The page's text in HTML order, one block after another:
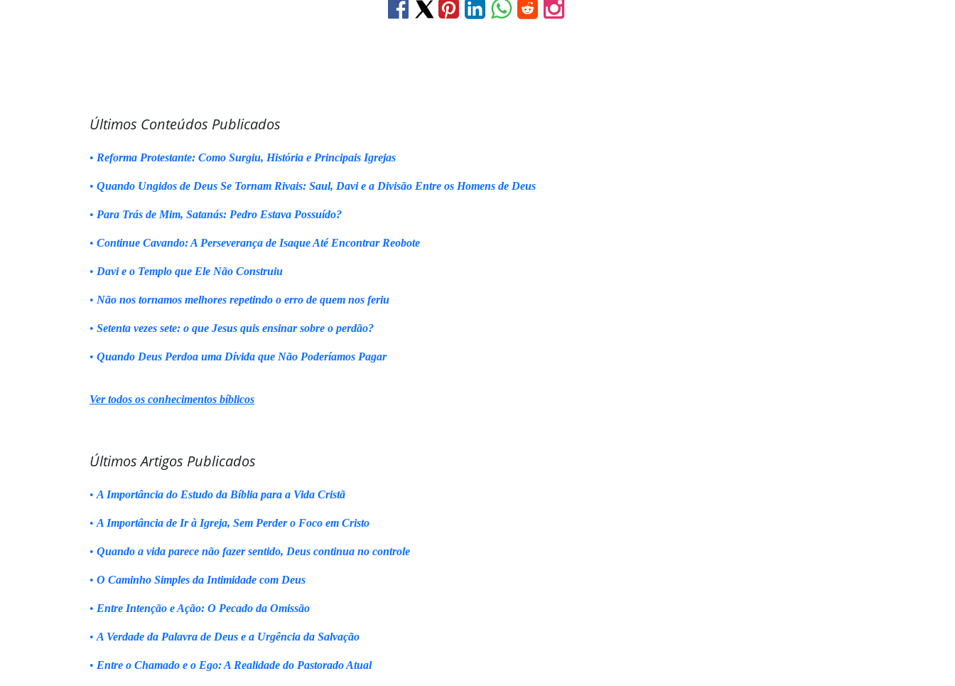
Últimos Conteúdos Publicados
• Reforma Protestante: Como Surgiu, História e Principais Igrejas
• Quando Ungidos de Deus Se Tornam Rivais: Saul, Davi e a Divisão Entre os Homens de Deus
• Para Trás de Mim, Satanás: Pedro Estava Possuído?
• Continue Cavando: A Perseverança de Isaque Até Encontrar Reobote
• Davi e o Templo que Ele Não Construiu
• Não nos tornamos melhores repetindo o erro de quem nos feriu
• Setenta vezes sete: o que Jesus quis ensinar sobre o perdão?
• Quando Deus Perdoa uma Dívida que Não Poderíamos Pagar
Ver todos os conhecimentos bíblicos
Últimos Artigos Publicados
• A Importância do Estudo da Bíblia para a Vida Cristã
• A Importância de Ir à Igreja, Sem Perder o Foco em Cristo
• Quando a vida parece não fazer sentido, Deus continua no controle
• O Caminho Simples da Intimidade com Deus
• Entre Intenção e Ação: O Pecado da Omissão
• A Verdade da Palavra de Deus e a Urgência da Salvação
• Entre o Chamado e o Ego: A Realidade do Pastorado Atual